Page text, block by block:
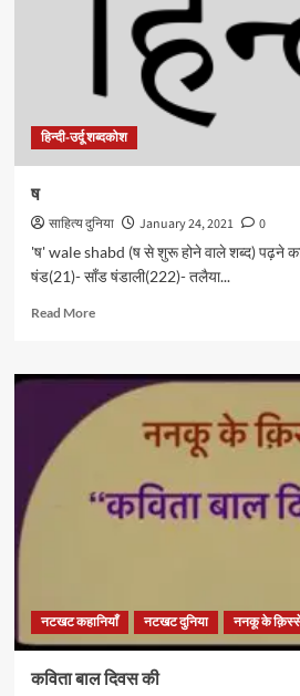
हिन्दी-उर्दू शब्दकोश
ष
साहित्य दुनिया January 24, 2021
0
'ष' wale shabd (ष से शुरू होने वाले शब्द) पढ़ने
षंड(21)- साँड षंडाली(222)- तलैया...
Read MoreRead
ष
नटखट कहानियाँ नटखट दुनिया ननकू के
कविता बाल दिवस की